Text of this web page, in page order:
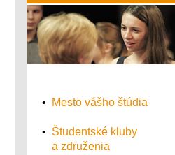
• Mesto vášho štúdia
• Študentské kluby
a združenia